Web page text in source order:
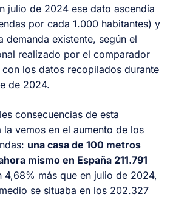
julio de 2024 ese dato ascendía
por cada 1.000 habitantes) y
demanda existente, según el
realizado por el comparador
los datos recopilados durante
de 2024.
consecuencias de esta
vemos en el aumento de los
una casa de 100 metros
mismo en España 211.791
4,68% más que en julio de 2024,
se situaba en los 202.327